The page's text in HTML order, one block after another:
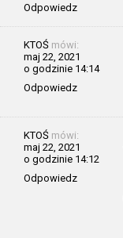
Odpowiedz
KTOŚ mówi:
maj 22, 2021
o godzinie 14:14
Odpowiedz
KTOŚ mówi:
maj 22, 2021
o godzinie 14:12
Odpowiedz